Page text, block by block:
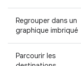
Regrouper dans un
graphique imbriqué
Parcourir les